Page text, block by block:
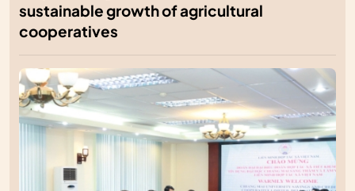
sustainable growth of agricultural
cooperatives